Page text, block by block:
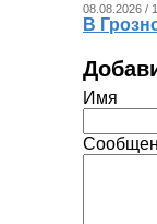
08.08.2026 /
В
Имя